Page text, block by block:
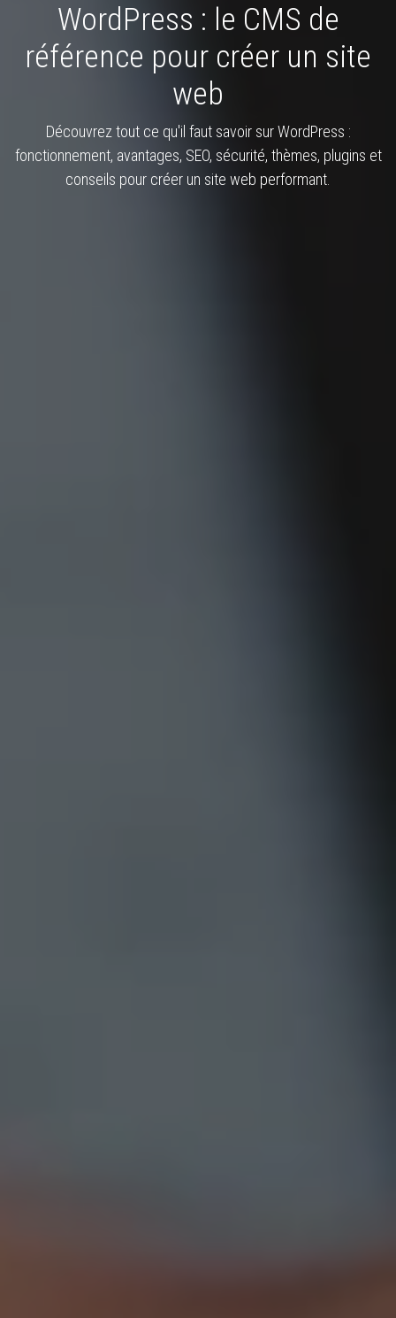
WordPress : le CMS de
référence pour créer un site
web
Découvrez tout ce qu'il faut savoir sur WordPress :
fonctionnement, avantages, SEO, sécurité, thèmes, plugins et
conseils pour créer un site web performant.